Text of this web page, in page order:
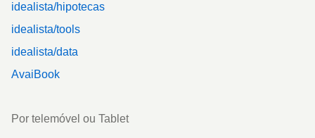
idealista/hipotecas
idealista/tools
idealista/data
AvaiBook
Por telemóvel ou Tablet